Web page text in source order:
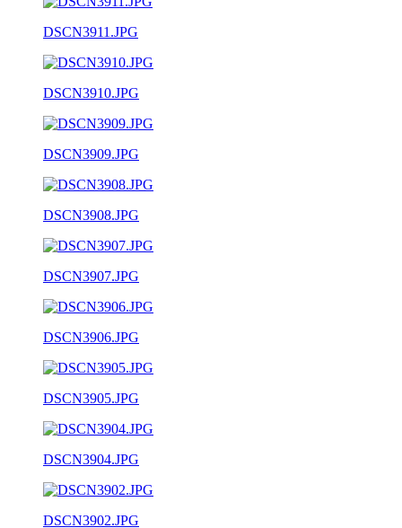
DSCN3911.JPG
DSCN3910.JPG
DSCN3909.JPG
DSCN3908.JPG
DSCN3907.JPG
DSCN3906.JPG
DSCN3905.JPG
DSCN3904.JPG
DSCN3902.JPG